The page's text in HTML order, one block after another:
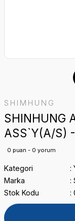
SHIMHUNG
SHINHUNG
ASS`Y(A/S)
0 puan - 0 yorum
Kategori
Marka
Stok Kodu